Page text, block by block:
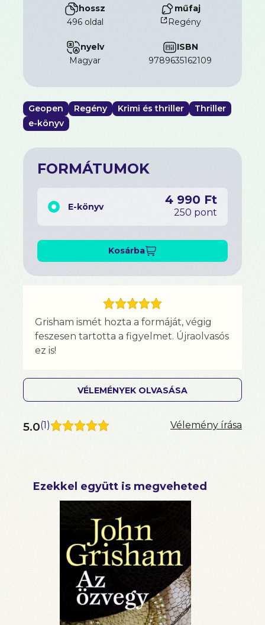
Grisham Az özvegy
című thrillere klasszikus
tárgyalótermi dráma, amelyet egy rejtélyes
izgalmassá.
hossz
496 oldal
műfaj
Regény
nyelv
magyar
ISBN
9789635162109
Geopen Regény Krimi és thriller
Thriller
e-könyv
FORMÁTUMOK
E-könyv 4 990 Ft
250 pont
Kosárba
Grisham ismét hozta a formáját, végig
feszesen tartotta a figyelmet. Újraolvasós
ez is!
VÉLEMÉNYEK OLVASÁSA
5.0(1) Vélemény írása
Ezekkel együtt is megveheted